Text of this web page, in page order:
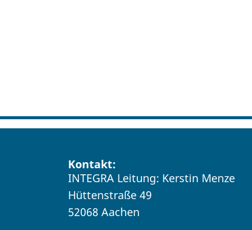
Kontakt:
INTEGRA Leitung: Kerstin Menze
Hüttenstraße 49
52068 Aachen